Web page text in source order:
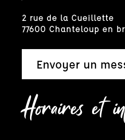
2 rue de la Cueillette
77600 Chanteloup en
Envoyer un
Horaires et